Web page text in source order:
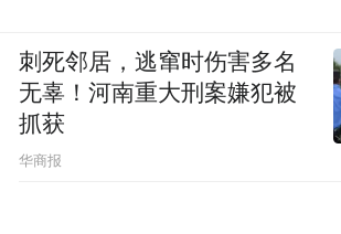
刺死邻居，逃窜时伤害多名
无辜！河南重大刑案嫌犯被
抓获
华商报